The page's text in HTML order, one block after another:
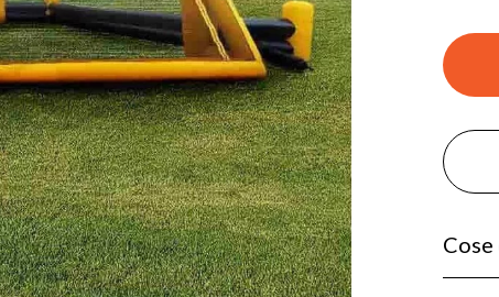
Cose